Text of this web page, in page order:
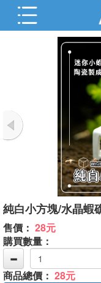
純白小方塊/水晶蝦
售價： 28元
購買數量：
商品總價： 28元